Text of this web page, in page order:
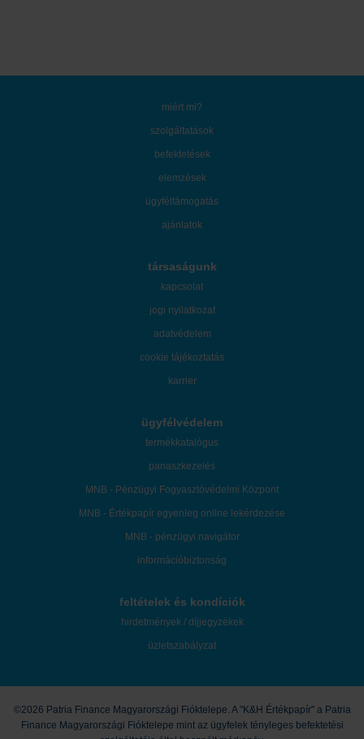
miért mi?
szolgáltatások
befektetések
elemzések
ügyféltámogatás
ajánlatok
társaságunk
kapcsolat
jogi nyilatkozat
adatvédelem
cookie tájékoztatás
karrier
ügyfélvédelem
termékkatalógus
panaszkezelés
MNB - Pénzügyi Fogyasztóvédelmi Központ
MNB - Értékpapír egyenleg online lekérdezése
MNB - pénzügyi navigátor
információbiztonság
feltételek és kondíciók
hirdetmények / díjjegyzékek
üzletszabályzat
©2026 Patria Finance Magyarországi Fióktelepe. A "K&H Értékpapír" a Patria
Finance Magyarországi Fióktelepe mint az ügyfelek tényleges befektetési